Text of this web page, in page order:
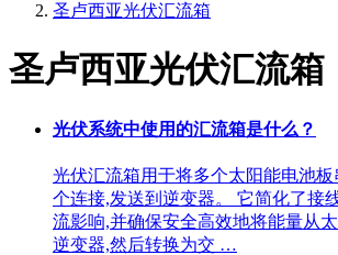
圣卢西亚光伏汇流箱
圣卢西亚光伏汇流箱
光伏系统中使用的汇流箱是什么？
光伏汇流箱用于将多个太阳能电池
个连接,发送到逆变器。 它简化了接
流影响,并确保安全高效地将能量从
逆变器,然后转换为交 …